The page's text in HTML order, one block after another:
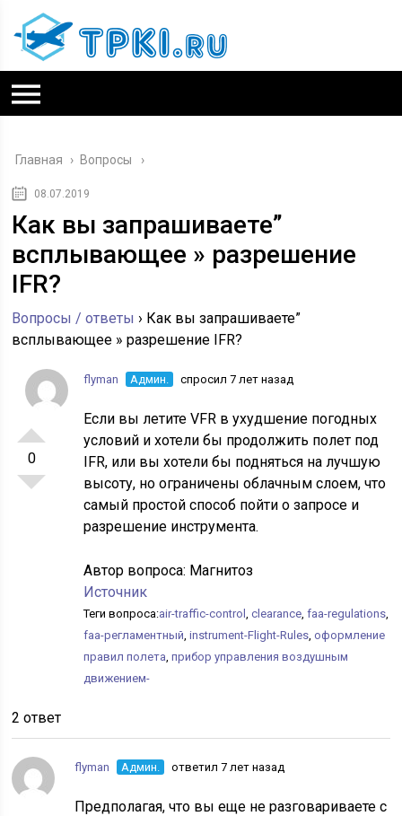
Главная › Вопросы
08.07.2019
Как вы запрашиваете”
всплывающее » разрешение
IFR?
Вопросы / ответы › Как вы запрашиваете”
всплывающее » разрешение IFR?
0
flyman Админ. спросил 7 лет назад
Если вы летите VFR в ухудшение погодных
условий и хотели бы продолжить полет под
IFR, или вы хотели бы подняться на лучшую
высоту, но ограничены облачным слоем, что
самый простой способ пойти о запросе и
разрешение инструмента.
Автор вопроса: Магнитоз
Источник
Теги вопроса:air-traffic-control,clearance,faa-regulations,
faa-регламентный,instrument-Flight-Rules, оформление
правил полета,прибор управления воздушным
движением-
2 ответ
flyman Админ. ответил 7 лет назад
Предполагая, что вы еще не разговариваете с